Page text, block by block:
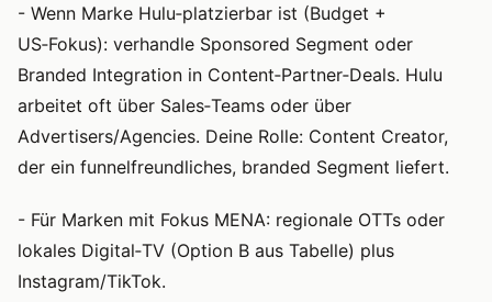
- Wenn Marke Hulu‑platzierbar ist (Budget +
US‑Fokus): verhandle Sponsored Segment oder
Branded Integration in Content‑Partner‑Deals. Hulu
arbeitet oft über Sales‑Teams oder über
Advertisers/Agencies. Deine Rolle: Content Creator,
der ein funnelfreundliches, branded Segment liefert.
- Für Marken mit Fokus MENA: regionale OTTs oder
lokales Digital‑TV (Option B aus Tabelle) plus
Instagram/TikTok.